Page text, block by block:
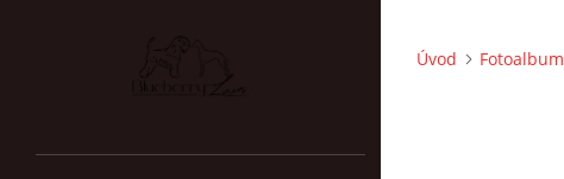
Úvod Fotoalbum